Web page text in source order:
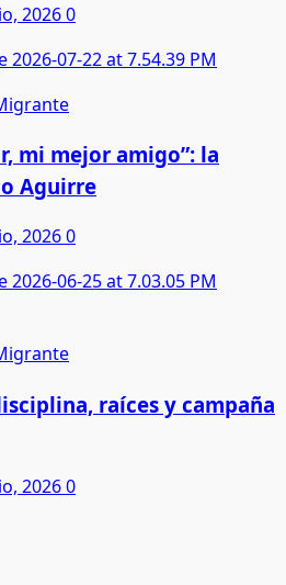
20260
mi mejor amigo”: la
Aguirre
20260
raíces y campaña
20260